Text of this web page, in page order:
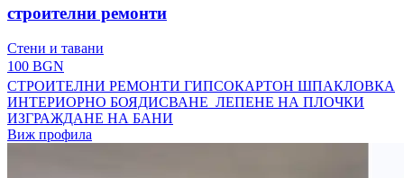
строителни ремонти
Стени и тавани
100 BGN
СТРОИТЕЛНИ РЕМОНТИ ГИПСОКАРТОН ШПАКЛОВКА
ИНТЕРИОРНО БОЯДИСВАНЕ ЛЕПЕНЕ НА ПЛОЧКИ
ИЗГРАЖДАНЕ НА БАНИ
Виж профила